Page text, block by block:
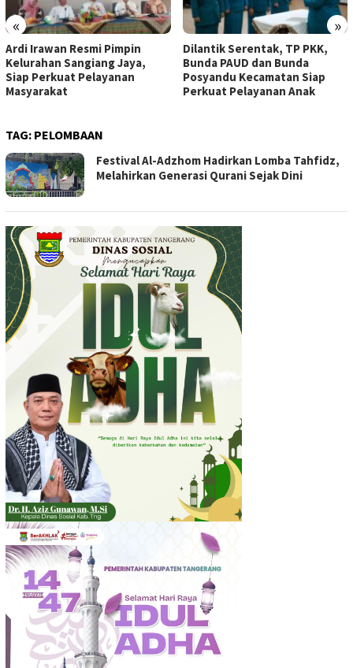
« »
Ardi Irawan Resmi Pimpin
Kelurahan Sangiang Jaya,
Siap Perkuat Pelayanan
Masyarakat
Dilantik Serentak, TP PKK,
Bunda PAUD dan Bunda
Posyandu Kecamatan Siap
Perkuat Pelayanan Anak
TAG: PELOMBAAN
Festival Al-Adzhom Hadirkan Lomba Tahfidz,
Melahirkan Generasi Qurani Sejak Dini